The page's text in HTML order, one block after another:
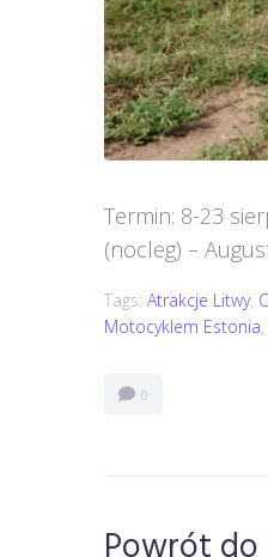
Termin: 8-23
(nocleg) –
Tags: Atrakcje Litwy,
Motocyklem Estonia,
0